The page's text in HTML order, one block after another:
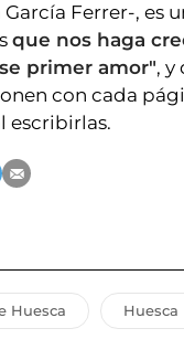
Ferrer-, es
que nos haga
primer amor", y
con cada
escribirlas.
Huesca Huesca